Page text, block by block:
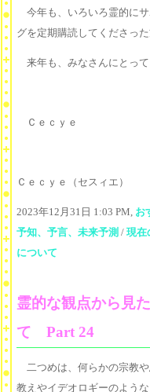
今年も、いろいろ霊的に
グを定期購読してくださっ
来年も、みなさんにとって
Ｃｅｃｙｅ
Ｃｅｃｙｅ（セスィエ）
2023年12月31日 1:03 PM, お
予知、予言、未来予測 / 現在
について
霊的な観点から見
て Part 24
二つめは、何らかの宗教
教えやイデオロギーのよう